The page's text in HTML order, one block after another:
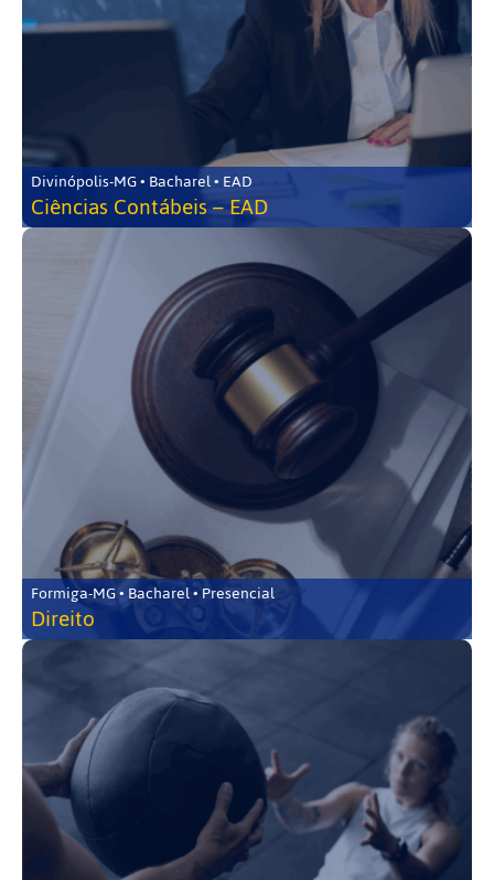
Divinópolis-MG • Bacharel • EAD
Ciências Contábeis – EAD
Formiga-MG • Bacharel • Presencial
Direito